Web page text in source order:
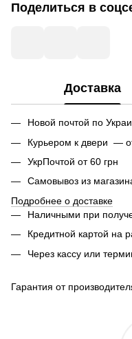
Поделиться в
Доставка
Новой почтой по
Курьером к двери —
УкрПочтой от 60 грн
Самовывоз из
Подробнее о доставке
Наличными при
Кредитной картой на
Через кассу или
Гарантия от